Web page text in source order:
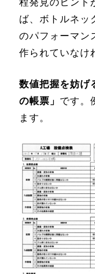
程発見のヒント
ば、ボトルネッ
のパフォーマン
作られていなけ
数値把握を妨げ
の帳票」 です。
ます。